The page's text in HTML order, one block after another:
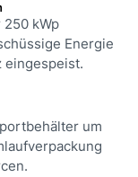
kWp
Energie
eingespeist.
um